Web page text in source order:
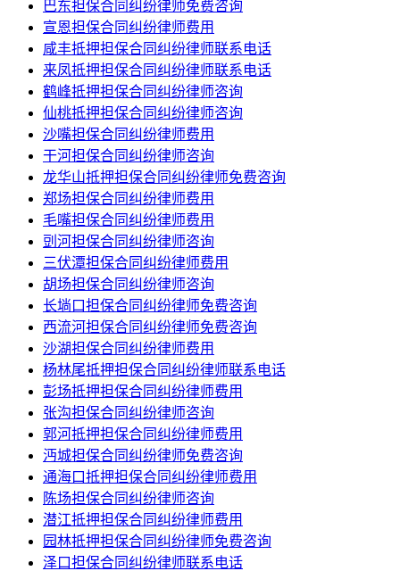
巴东担保合同纠纷律师免费咨询
宣恩担保合同纠纷律师费用
咸丰抵押担保合同纠纷律师联系电话
来凤抵押担保合同纠纷律师联系电话
鹤峰抵押担保合同纠纷律师咨询
仙桃抵押担保合同纠纷律师咨询
沙嘴担保合同纠纷律师费用
干河担保合同纠纷律师咨询
龙华山抵押担保合同纠纷律师免费咨询
郑场担保合同纠纷律师费用
毛嘴担保合同纠纷律师费用
剅河担保合同纠纷律师咨询
三伏潭担保合同纠纷律师费用
胡场担保合同纠纷律师咨询
长埫口担保合同纠纷律师免费咨询
西流河担保合同纠纷律师免费咨询
沙湖担保合同纠纷律师费用
杨林尾抵押担保合同纠纷律师联系电话
彭场抵押担保合同纠纷律师费用
张沟担保合同纠纷律师咨询
郭河抵押担保合同纠纷律师费用
沔城担保合同纠纷律师免费咨询
通海口抵押担保合同纠纷律师费用
陈场担保合同纠纷律师咨询
潜江抵押担保合同纠纷律师费用
园林抵押担保合同纠纷律师免费咨询
泽口担保合同纠纷律师联系电话